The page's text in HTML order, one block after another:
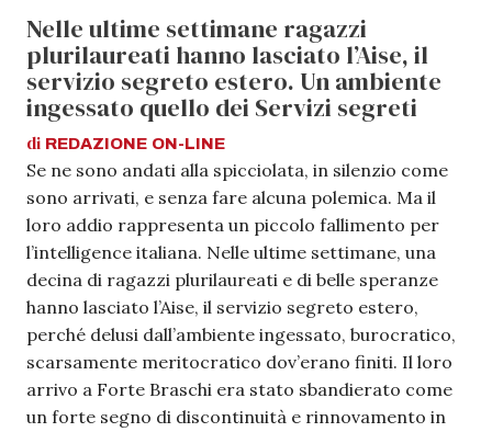
Nelle ultime settimane ragazzi
plurilaureati hanno lasciato l’Aise, il
servizio segreto estero. Un ambiente
ingessato quello dei Servizi segreti
di REDAZIONE ON-LINE
Se ne sono andati alla spicciolata, in silenzio come
sono arrivati, e senza fare alcuna polemica. Ma il
loro addio rappresenta un piccolo fallimento per
l’intelligence italiana. Nelle ultime settimane, una
decina di ragazzi plurilaureati e di belle speranze
hanno lasciato l’Aise, il servizio segreto estero,
perché delusi dall’ambiente ingessato, burocratico,
scarsamente meritocratico dov’erano finiti. Il loro
arrivo a Forte Braschi era stato sbandierato come
un forte segno di discontinuità e rinnovamento in